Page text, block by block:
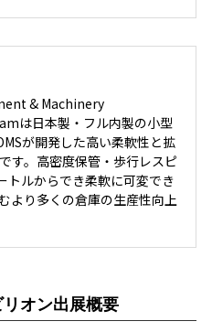
& Machinery
は日本製・フル内製の小型
が開発した高い柔軟性と拡
す。高密度保管・歩行レスピ
トルからでき柔軟に可変でき
より多くの倉庫の生産性向上
オン出展概要